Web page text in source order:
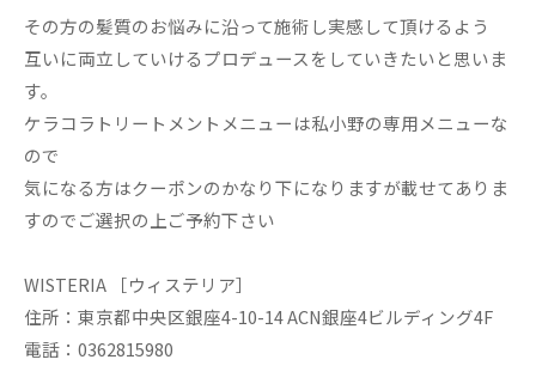
その方の髪質のお悩みに沿って施術し実感して頂けるよう
互いに両立していけるプロデュースをしていきたいと思いま
す。
ケラコラトリートメントメニューは私小野の専用メニューな
ので
気になる方はクーポンのかなり下になりますが載せてありま
すのでご選択の上ご予約下さい
WISTERIA ［ウィステリア］
住所：東京都中央区銀座4-10-14 ACN銀座4ビルディング4F
電話：0362815980